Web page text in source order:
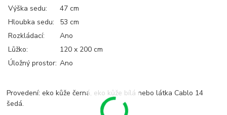
Výška sedu:
47 cm
Hloubka sedu:
53 cm
Rozkládací:
Ano
Lůžko:
120 x 200 cm
Úložný prostor: Ano
Provedení: eko kůže černá, eko kůže bílá nebo látka Cablo 14
šedá.